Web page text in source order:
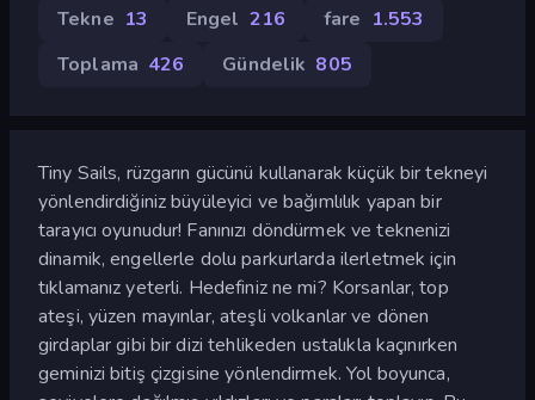
Tekne 13 Engel 216 fare 1.553
Toplama 426 Gündelik 805
Tiny Sails, rüzgarın gücünü kullanarak küçük bir tekneyi
yönlendirdiğiniz büyüleyici ve bağımlılık yapan bir
tarayıcı oyunudur! Fanınızı döndürmek ve teknenizi
dinamik, engellerle dolu parkurlarda ilerletmek için
tıklamanız yeterli. Hedefiniz ne mi? Korsanlar, top
ateşi, yüzen mayınlar, ateşli volkanlar ve dönen
girdaplar gibi bir dizi tehlikeden ustalıkla kaçınırken
geminizi bitiş çizgisine yönlendirmek. Yol boyunca,